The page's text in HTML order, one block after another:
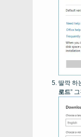
딸깍 하
로드”